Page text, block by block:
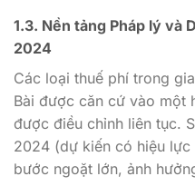
1.3. Nền tảng Pháp lý và
2024
Các loại thuế phí trong
Bài được căn cứ vào một
được điều chỉnh liên tục.
2024 (dự kiến có hiệu
bước ngoặt lớn, ảnh